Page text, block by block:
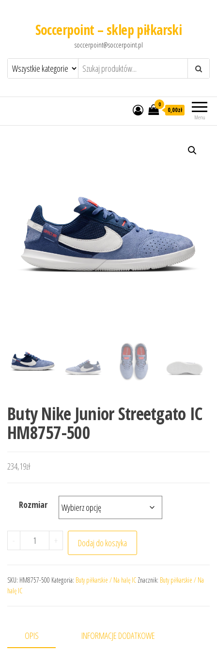
Soccerpoint – sklep piłkarski
soccerpoint@soccerpoint.pl
Menu
0
0,00zł
Buty Nike Junior Streetgato IC
HM8757-500
234,19zł
Rozmiar
- ilość Buty Nike Junior Streetgato IC HM8757-500
+ Dodaj do koszyka
SKU: HM8757-500 Kategoria: Buty piłkarskie / Na halę IC Znacznik: Buty piłkarskie / Na
halę IC
OPIS INFORMACJE DODATKOWE